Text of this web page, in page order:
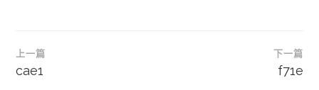
文
章
上一篇
cae1
下一篇
f71e